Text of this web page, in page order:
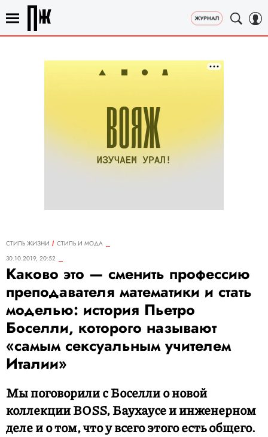
СТИЛЬ ЖИЗНИ
СТИЛЬ И МОДА
30.10.2019, 20:52
Каково это — сменить профессию
преподавателя математики и стать
моделью: история Пьетро
Боселли, которого называют
«самым сексуальным учителем
Италии»
Мы поговорили с Боселли о новой
коллекции BOSS, Баухаусе и инженерном
деле и о том, что у всего этого есть общего.